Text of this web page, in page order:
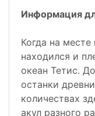
Информация
Когда на
находился и
океан Тетис.
останки
количествах
акул разного